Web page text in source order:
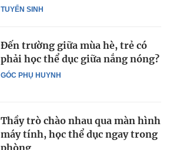
TUYỂN SINH
GÓC PHỤ HUYNH
Đến trường giữa mùa hè, trẻ có
phải học thể dục giữa nắng nóng?
Thầy trò chào nhau qua màn hình
máy tính, học thể dục ngay trong
phòng